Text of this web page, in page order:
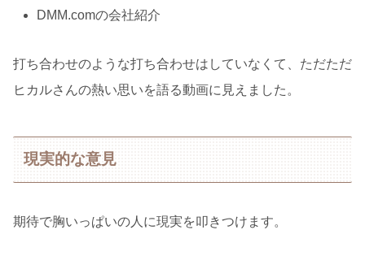
DMM.comの会社紹介
打ち合わせのような打ち合わせはしていなくて、ただただ
ヒカルさんの熱い思いを語る動画に見えました。
現実的な意見
期待で胸いっぱいの人に現実を叩きつけます。